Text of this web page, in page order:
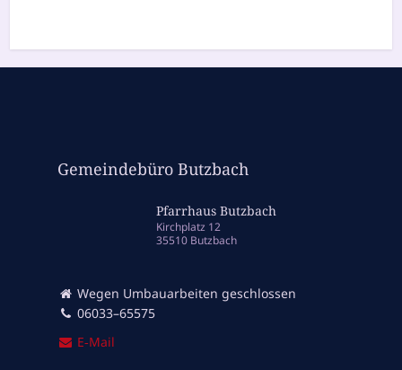
Gemeindebüro Butzbach
Pfarrhaus Butzbach
Kirchplatz 12
35510 Butzbach
Wegen Umbauarbeiten geschlossen
06033–65575
E‑Mail